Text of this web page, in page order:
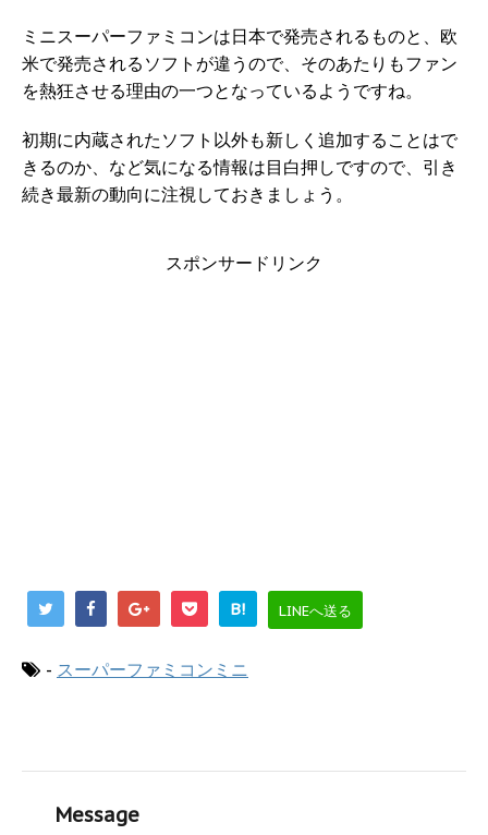
ミニスーパーファミコンは日本で発売されるものと、欧
米で発売されるソフトが違うので、そのあたりもファン
を熱狂させる理由の一つとなっているようですね。
初期に内蔵されたソフト以外も新しく追加することはで
きるのか、など気になる情報は目白押しですので、引き
続き最新の動向に注視しておきましょう。
スポンサードリンク
B! LINEへ送る
- スーパーファミコンミニ
Message